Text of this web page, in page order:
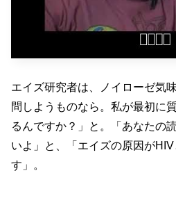
エイズ研究者は、ノイローゼ気
問しようものなら。私が最初に
るんですか？」と。「あなたの
いよ」と、「エイズの原因が
す」。